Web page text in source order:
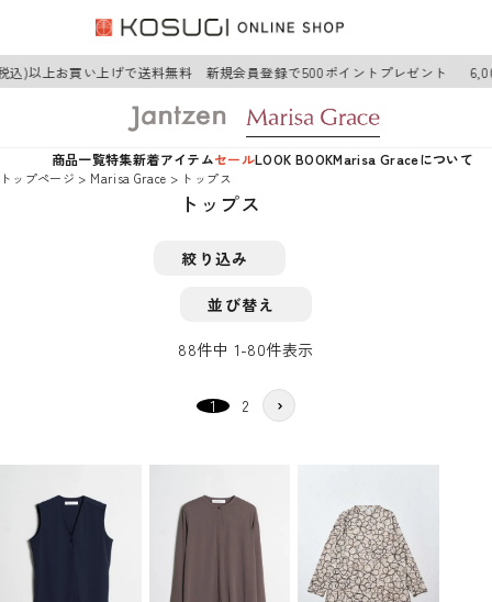
お買い上げで送料無料 新規会員登録で500ポイントプレゼント 6,000円(
商品一覧特集新着アイテムセールLOOK BOOKMarisa Graceについて
トップページ Marisa Grace トップス
トップス
絞り込み
並び替え
88件中 1-80件表示
1 2